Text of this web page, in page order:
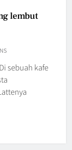
lembut
sebuah kafe